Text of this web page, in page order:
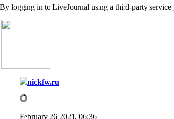
By logging in to LiveJournal using a third-party service
nickfw.ru
February 26 2021, 06:36